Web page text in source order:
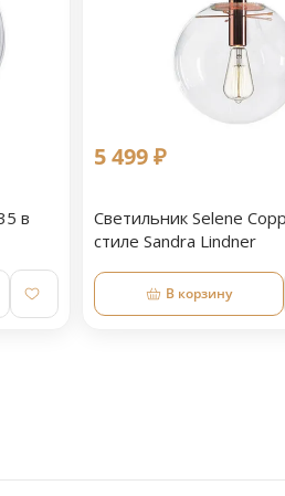
в
5 499 ₽
Светильник Selene
стиле Sandra Lindner
В корзину